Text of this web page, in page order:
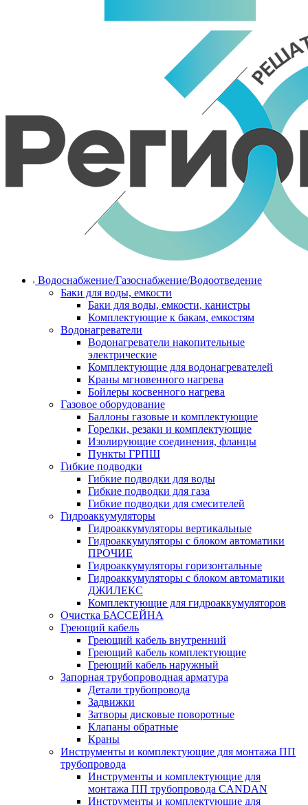
Водоснабжение/Газоснабжение/Водоотведение
Баки для воды, емкости
Баки для воды, емкости, канистры
Комплектующие к бакам, емкостям
Водонагреватели
Водонагреватели накопительные
электрические
Комплектующие для водонагревателей
Краны мгновенного нагрева
Бойлеры косвенного нагрева
Газовое оборудование
Баллоны газовые и комплектующие
Горелки, резаки и комплектующие
Изолирующие соединения, фланцы
Пункты ГРПШ
Гибкие подводки
Гибкие подводки для воды
Гибкие подводки для газа
Гибкие подводки для смесителей
Гидроаккумуляторы
Гидроаккумуляторы вертикальные
Гидроаккумуляторы с блоком автоматики
ПРОЧИЕ
Гидроаккумуляторы горизонтальные
Гидроаккумуляторы с блоком автоматики
ДЖИЛЕКС
Комплектующие для гидроаккумуляторов
Очистка БАССЕЙНА
Греющий кабель
Греющий кабель внутренний
Греющий кабель комплектующие
Греющий кабель наружный
Запорная трубопроводная арматура
Детали трубопровода
Задвижки
Затворы дисковые поворотные
Клапаны обратные
Краны
Инструменты и комплектующие для монтажа ПП
трубопровода
Инструменты и комплектующие для
монтажа ПП трубопровода CANDAN
Инструменты и комплектующие для